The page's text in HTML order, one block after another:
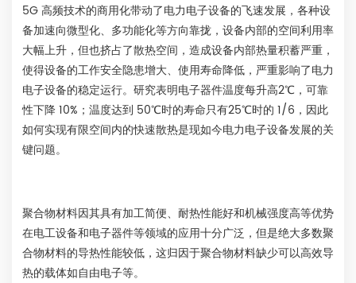
5G 高频技术的商用化带动了电力电子设备的飞速发展，各种设
备加速向微型化、多功能化等方向靠拢，设备内部的空间利用率
大幅上升，但也挤占了散热空间，造成设备内部热量积蓄严重，
使得设备的工作安全隐患增大、使用寿命降低，严重影响了电力
电子设备的稳定运行。研究表明电子器件温度每升高2℃，可靠
性下降 10%；温度达到 50℃时的寿命只有25℃时的 1/6，因此
如何实现有限空间内的快速散热是现如今电力电子设备发展的关
键问题。
聚合物材料因其具有加工简便、耐热性能好和机械强度高等优势
在电工设备和电子器件等领域的应用十分广泛，但是绝大多数聚
合物材料的导热性能较低，这归因于聚合物材料缺少可以高效导
热的载体如自由电子等。